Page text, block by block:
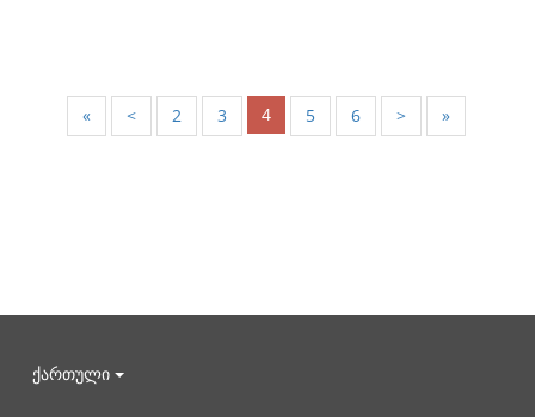
« < 2 3 4 5 6 > »
ქართული